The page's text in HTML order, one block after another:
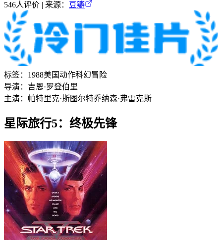
546人评价 | 来源： 豆瓣
标签： 1988美国动作科幻冒险
导演： 吉恩·罗登伯里
主演： 帕特里克·斯图尔特乔纳森·弗雷克斯
星际旅行5：终极先锋